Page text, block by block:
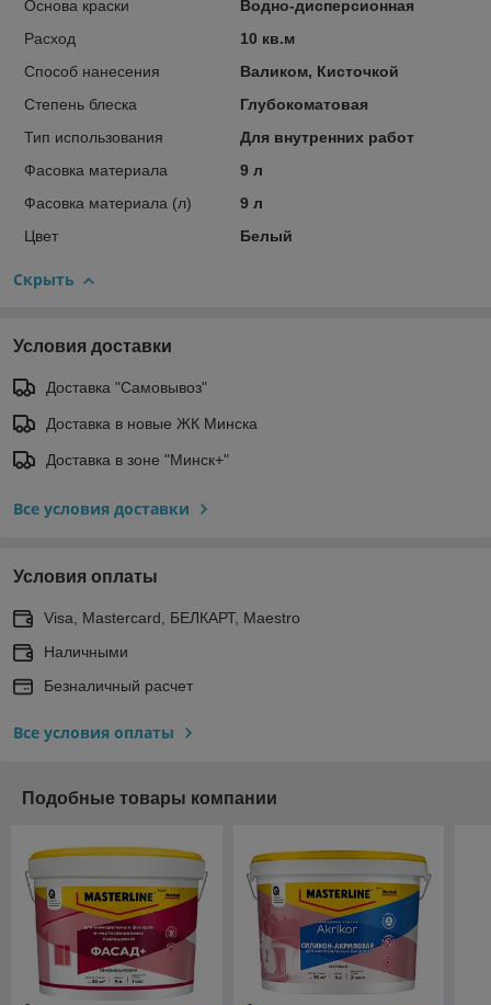
Основа краски
Водно-дисперсионная
Расход
10 кв.м
Способ нанесения
Валиком, Кисточкой
Степень блеска
Глубокоматовая
Тип использования
Для внутренних работ
Фасовка материала
9 л
Фасовка материала (л)
9 л
Цвет
Белый
Скрыть
Условия доставки
Доставка "Самовывоз"
Доставка в новые ЖК Минска
Доставка в зоне "Минск+"
Все условия доставки
Условия оплаты
Visa, Mastercard, БЕЛКАРТ, Maestro
Наличными
Безналичный расчет
Все условия оплаты
Подобные товары компании